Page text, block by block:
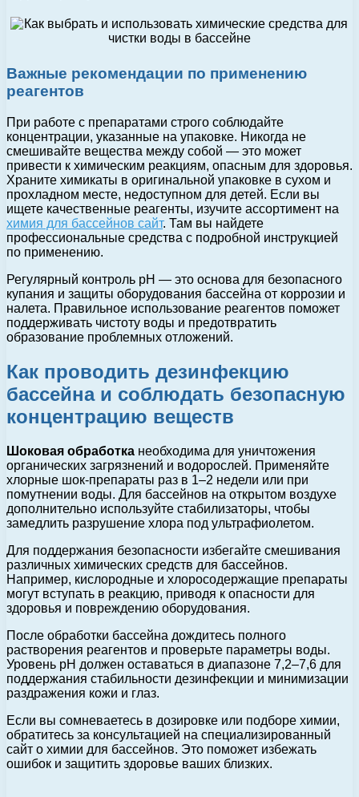
Важные рекомендации по применению
реагентов
При работе с препаратами строго соблюдайте
концентрации, указанные на упаковке. Никогда не
смешивайте вещества между собой — это может
привести к химическим реакциям, опасным для здоровья.
Храните химикаты в оригинальной упаковке в сухом и
прохладном месте, недоступном для детей. Если вы
ищете качественные реагенты, изучите ассортимент на
химия для бассейнов сайт. Там вы найдете
профессиональные средства с подробной инструкцией
по применению.
Регулярный контроль pH — это основа для безопасного
купания и защиты оборудования бассейна от коррозии и
налета. Правильное использование реагентов поможет
поддерживать чистоту воды и предотвратить
образование проблемных отложений.
Как проводить дезинфекцию
бассейна и соблюдать безопасную
концентрацию веществ
Шоковая обработка необходима для уничтожения
органических загрязнений и водорослей. Применяйте
хлорные шок-препараты раз в 1–2 недели или при
помутнении воды. Для бассейнов на открытом воздухе
дополнительно используйте стабилизаторы, чтобы
замедлить разрушение хлора под ультрафиолетом.
Для поддержания безопасности избегайте смешивания
различных химических средств для бассейнов.
Например, кислородные и хлоросодержащие препараты
могут вступать в реакцию, приводя к опасности для
здоровья и повреждению оборудования.
После обработки бассейна дождитесь полного
растворения реагентов и проверьте параметры воды.
Уровень pH должен оставаться в диапазоне 7,2–7,6 для
поддержания стабильности дезинфекции и минимизации
раздражения кожи и глаз.
Если вы сомневаетесь в дозировке или подборе химии,
обратитесь за консультацией на специализированный
сайт о химии для бассейнов. Это поможет избежать
ошибок и защитить здоровье ваших близких.